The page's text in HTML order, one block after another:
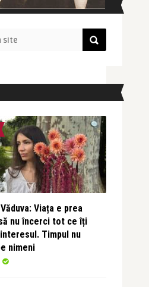
Viața e prea
nu încerci tot ce îți
Timpul nu
nimeni